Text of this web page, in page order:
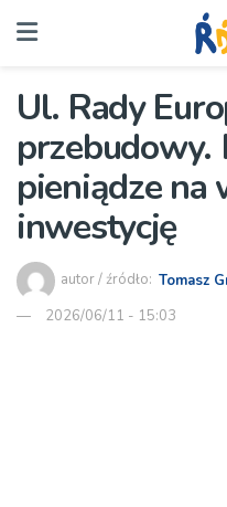
Ul. Rady
przebudowy.
pieniądze na
inwestycję
autor / źródło: Tomasz
2026/06/11 - 15:03